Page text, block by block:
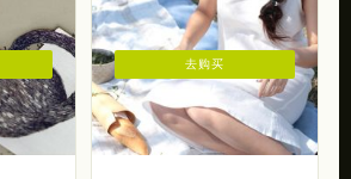
去购买